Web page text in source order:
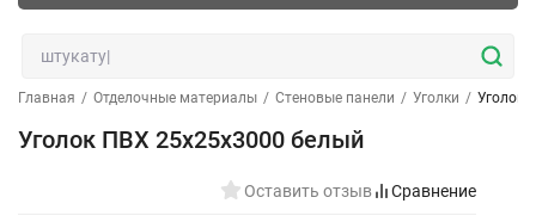
Главная / Отделочные материалы / Стеновые панели / Уголки / Уголок
Уголок ПВХ 25х25х3000 белый
Оставить отзыв Сравнение